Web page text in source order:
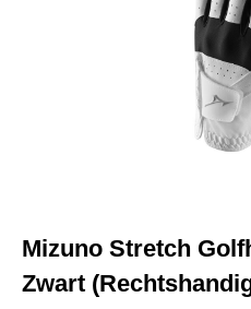
Mizuno Stretch
Zwart